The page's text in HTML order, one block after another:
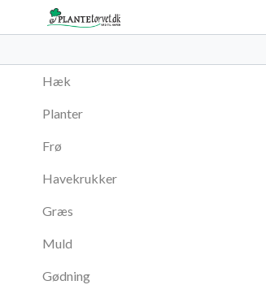
Hæk
Planter
Frø
Havekrukker
Græs
Muld
Gødning